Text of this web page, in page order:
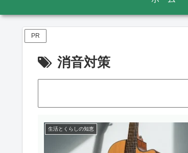
PR
消音対策
生活とくらしの知恵